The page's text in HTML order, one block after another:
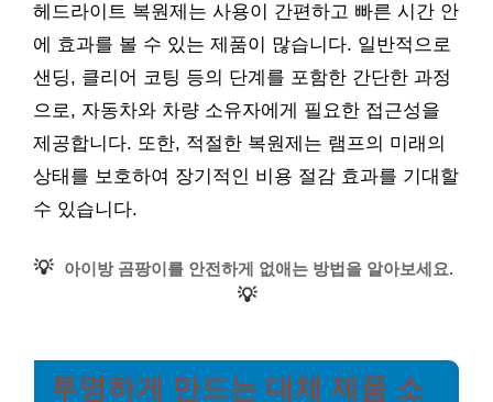
헤드라이트 복원제는 사용이 간편하고 빠른 시간 안
에 효과를 볼 수 있는 제품이 많습니다. 일반적으로
샌딩, 클리어 코팅 등의 단계를 포함한 간단한 과정
으로, 자동차와 차량 소유자에게 필요한 접근성을
제공합니다. 또한, 적절한 복원제는 램프의 미래의
상태를 보호하여 장기적인 비용 절감 효과를 기대할
수 있습니다.
💡 아이방 곰팡이를 안전하게 없애는 방법을 알아보세요.
💡
투명하게 만드는 대체 제품 소